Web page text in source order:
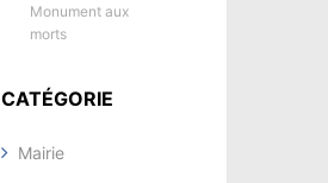
Monument aux
morts
CATÉGORIE
Mairie